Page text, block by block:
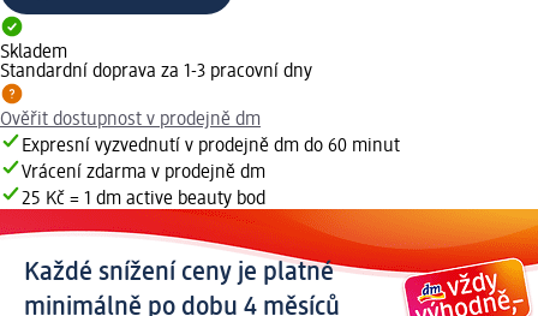
Skladem
Standardní doprava za 1-3 pracovní dny
Ověřit dostupnost v prodejně dm
Expresní vyzvednutí v prodejně dm do 60 minut
Vrácení zdarma v prodejně dm
25 Kč = 1 dm active beauty bod
Každé snížení ceny je platné
minimálně po dobu 4 měsíců